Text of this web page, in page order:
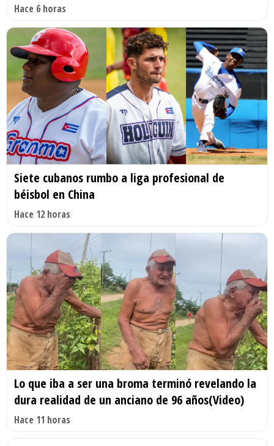
Hace 6 horas
Siete cubanos rumbo a liga profesional de
béisbol en China
Hace 12 horas
Lo que iba a ser una broma terminó revelando la
dura realidad de un anciano de 96 años(Video)
Hace 11 horas